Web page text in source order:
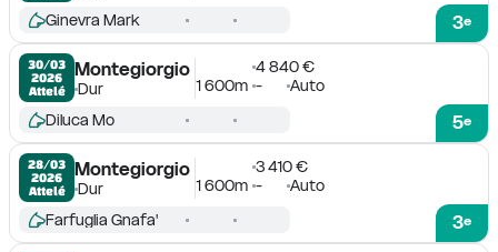
3e
Ginevra Mark
30/03
2026
Attelé
Montegiorgio
Dur
4 840 €
1 600m - Auto
5e
Diluca Mo
28/03
2026
Attelé
Montegiorgio
Dur
3 410 €
1 600m - Auto
3e
Farfuglia Gnafa'